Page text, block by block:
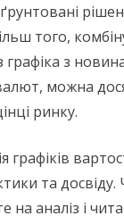
того,
графіка з
можна
ринку.
графіків
та
на аналіз і